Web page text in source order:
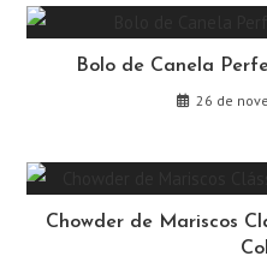
Bolo de Canela
26 de
Chowder de Mariscos